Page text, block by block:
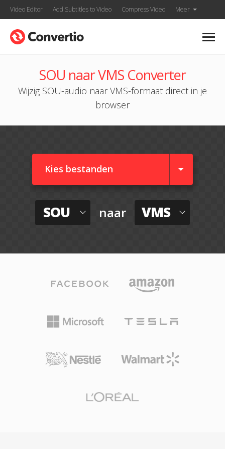
Video Editor Add Subtitles to Video Compress Video Meer
SOU naar VMS Converter
Wijzig SOU-audio naar VMS-formaat direct in je
browser
Kies bestanden
SOU naar VMS